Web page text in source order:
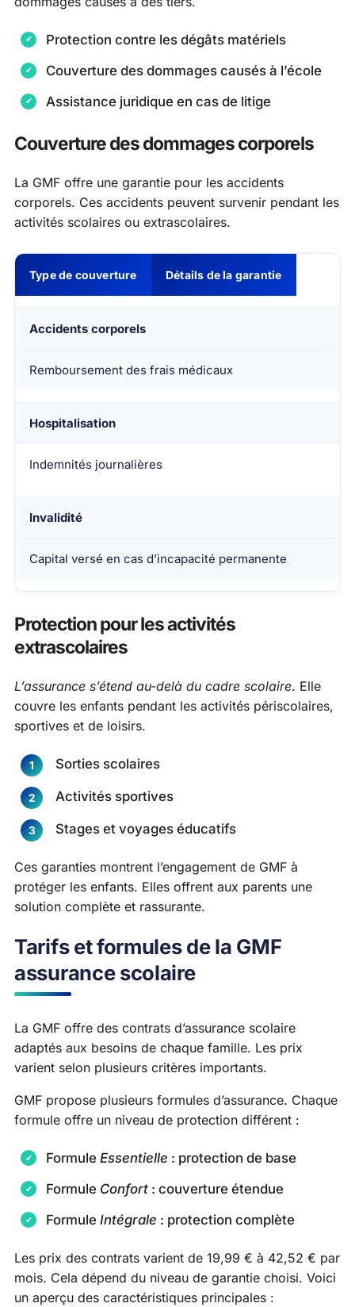
Protection contre les dégâts matériels
Couverture des dommages causés à l’école
Assistance juridique en cas de litige
Couverture des dommages corporels
La GMF offre une garantie pour les accidents
corporels. Ces accidents peuvent survenir pendant les
activités scolaires ou extrascolaires.
Type de couverture Détails de la garantie
Accidents corporels
Remboursement des frais médicaux
Hospitalisation
Indemnités journalières
Invalidité
Capital versé en cas d’incapacité permanente
Protection pour les activités
extrascolaires
L’assurance s’étend au-delà du cadre scolaire. Elle
couvre les enfants pendant les activités périscolaires,
sportives et de loisirs.
Sorties scolaires
Activités sportives
Stages et voyages éducatifs
Ces garanties montrent l’engagement de GMF à
protéger les enfants. Elles offrent aux parents une
solution complète et rassurante.
Tarifs et formules de la GMF
assurance scolaire
La GMF offre des contrats d’assurance scolaire
adaptés aux besoins de chaque famille. Les prix
varient selon plusieurs critères importants.
GMF propose plusieurs formules d’assurance. Chaque
formule offre un niveau de protection différent :
Formule Essentielle : protection de base
Formule Confort : couverture étendue
Formule Intégrale : protection complète
Les prix des contrats varient de 19,99 € à 42,52 € par
mois. Cela dépend du niveau de garantie choisi. Voici
un aperçu des caractéristiques principales :